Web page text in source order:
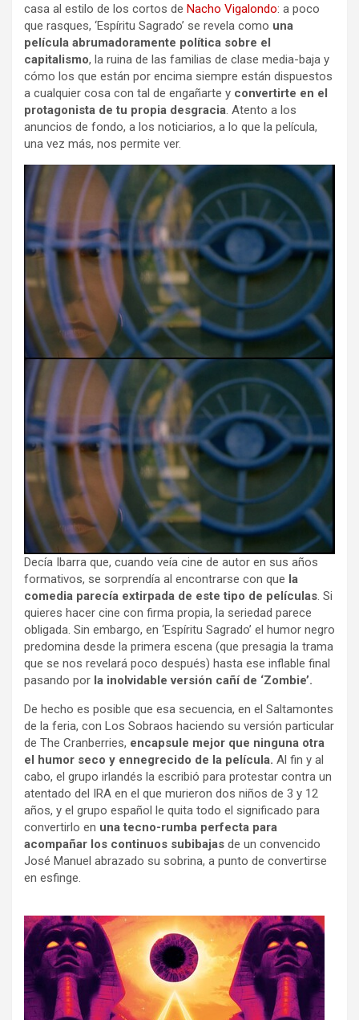
casa al estilo de los cortos de Nacho Vigalondo: a poco
que rasques, ‘Espíritu Sagrado’ se revela como una
película abrumadoramente política sobre el
capitalismo, la ruina de las familias de clase media-baja y
cómo los que están por encima siempre están dispuestos
a cualquier cosa con tal de engañarte y convertirte en el
protagonista de tu propia desgracia. Atento a los
anuncios de fondo, a los noticiarios, a lo que la película,
una vez más, nos permite ver.
Decía Ibarra que, cuando veía cine de autor en sus años
formativos, se sorprendía al encontrarse con que la
comedia parecía extirpada de este tipo de películas . Si
quieres hacer cine con firma propia, la seriedad parece
obligada. Sin embargo, en ‘Espíritu Sagrado’ el humor negro
predomina desde la primera escena (que presagia la trama
que se nos revelará poco después) hasta ese inflable final
pasando por la inolvidable versión cañí de ‘Zombie’.
De hecho es posible que esa secuencia, en el Saltamontes
de la feria, con Los Sobraos haciendo su versión particular
de The Cranberries, encapsule mejor que ninguna otra
el humor seco y ennegrecido de la película. Al fin y al
cabo, el grupo irlandés la escribió para protestar contra un
atentado del IRA en el que murieron dos niños de 3 y 12
años, y el grupo español le quita todo el significado para
convertirlo en una tecno-rumba perfecta para
acompañar los continuos subibajas de un convencido
José Manuel abrazado su sobrina, a punto de convertirse
en esfinge.